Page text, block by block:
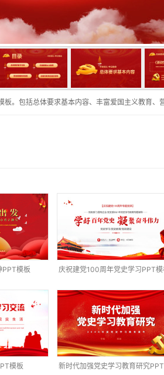
板。包括总体要求基本内容、丰富爱国主义教育、
PPT模板 庆祝建党100周年党史学习PPT
模板
新时代加强党史学习教育研究